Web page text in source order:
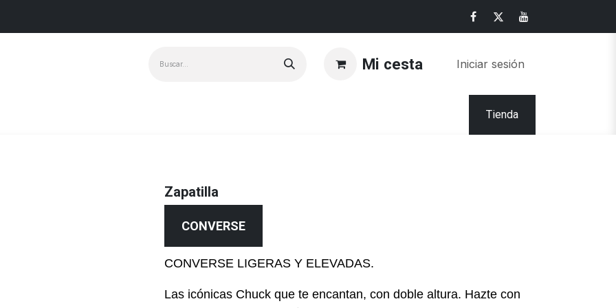
Mi cesta Iniciar sesión
Tienda
Zapatilla
CONVERSE
CONVERSE LIGERAS Y ELEVADAS.
Las icónicas Chuck que te encantan, con doble altura. Hazte con